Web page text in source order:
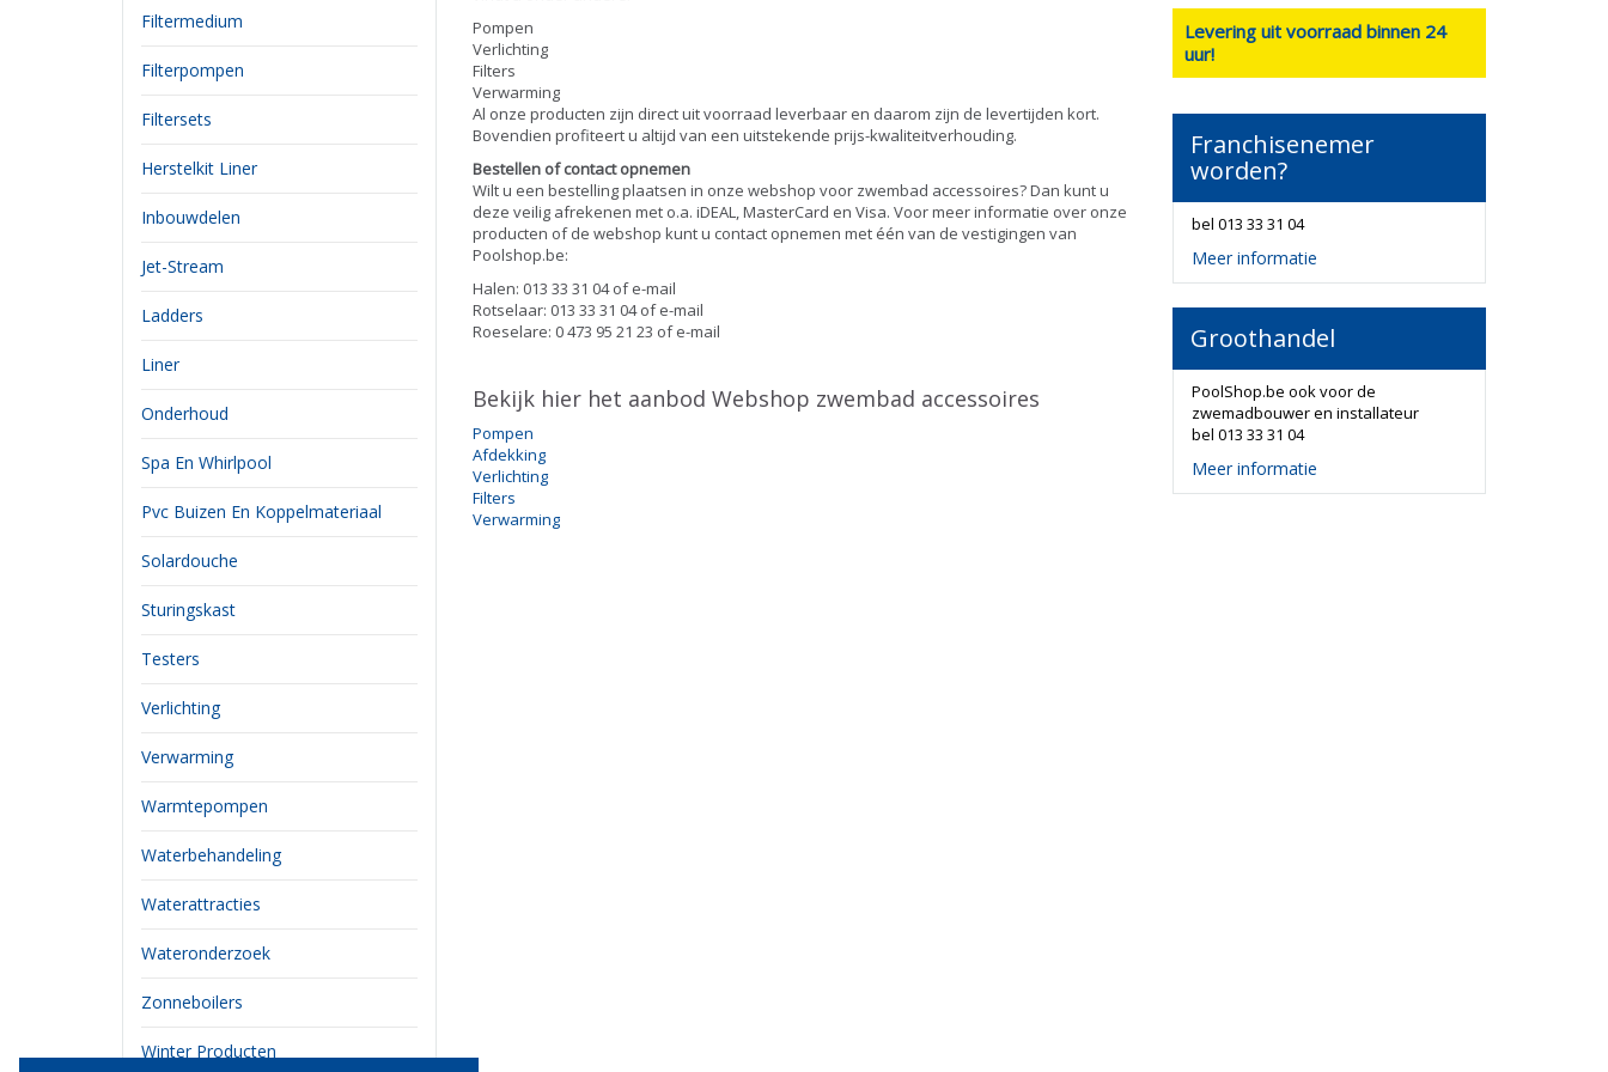
Limburg
Zwembadverwarming
Zwembadverwarming
West-Vlaanderen
Filtermedium
Filterpompen
Filtersets
Herstelkit Liner
Inbouwdelen
Jet-Stream
Ladders
Liner
Onderhoud
Spa En Whirlpool
Pvc Buizen En Koppelmateriaal
Solardouche
Sturingskast
Testers
Verlichting
Verwarming
Warmtepompen
Waterbehandeling
Waterattracties
Wateronderzoek
Zonneboilers
Winter Producten
Pompen
Verlichting
Filters
Verwarming
Al onze producten zijn direct uit voorraad leverbaar en daarom zijn de levertijden kort.
Bovendien profiteert u altijd van een uitstekende prijs-kwaliteitverhouding.
Bestellen of contact opnemen
Wilt u een bestelling plaatsen in onze webshop voor zwembad accessoires? Dan kunt u
deze veilig afrekenen met o.a. iDEAL, MasterCard en Visa. Voor meer informatie over onze
producten of de webshop kunt u contact opnemen met één van de vestigingen van
Poolshop.be:
Halen: 013 33 31 04 of e-mail
Rotselaar: 013 33 31 04 of e-mail
Roeselare: 0 473 95 21 23 of e-mail
Bekijk hier het aanbod Webshop zwembad accessoires
Pompen
Afdekking
Verlichting
Filters
Verwarming
Maandag t/m vrijdag: 9 tot 17 uur
Levering uit voorraad binnen 24
uur!
Franchisenemer
worden?
bel 013 33 31 04
Meer informatie
Groothandel
PoolShop.be ook voor de
zwemadbouwer en installateur
bel 013 33 31 04
Meer informatie